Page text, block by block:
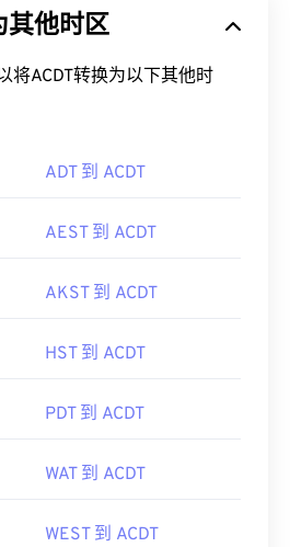
其他时区
将ACDT转换为以下其他时
ADT 到 ACDT
AEST 到 ACDT
AKST 到 ACDT
HST 到 ACDT
PDT 到 ACDT
WAT 到 ACDT
WEST 到 ACDT